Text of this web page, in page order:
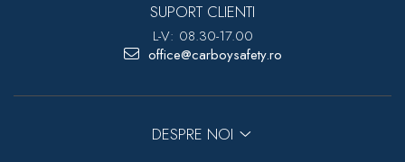
SUPORT CLIENTI
L-V: 08.30-17.00
office@carboysafety.ro
DESPRE NOI